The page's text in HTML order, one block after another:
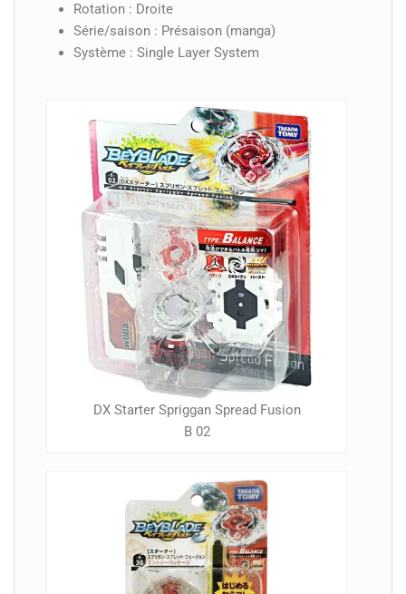
Rotation : Droite
Série/saison : Présaison (manga)
Système : Single Layer System
DX Starter Spriggan Spread Fusion
B 02